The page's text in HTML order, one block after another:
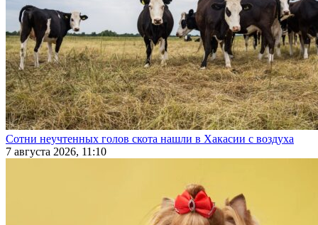
Сотни неучтенных голов скота нашли в Хакасии с воздуха
7 августа 2026, 11:10